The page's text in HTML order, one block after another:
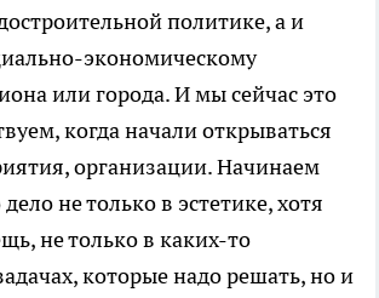
политике, а и
экономическому
или города. И мы сейчас это
когда начали открываться
организации. Начинаем
не только в эстетике, хотя
не только в каких-то
которые надо решать, но и